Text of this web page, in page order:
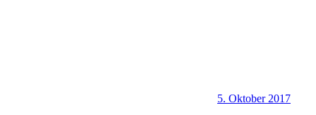
5. Oktober 2017